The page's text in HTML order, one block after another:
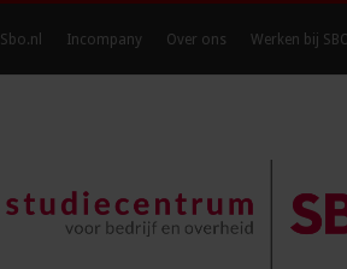
Sbo.nl Incompany Over ons Werken bij